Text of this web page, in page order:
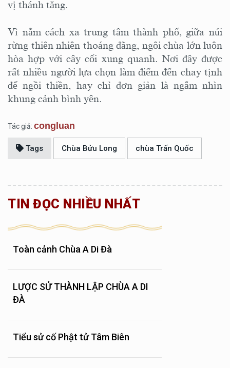
vị thánh tăng.
Vì nằm cách xa trung tâm thành phố, giữa núi
rừng thiên nhiên thoáng đãng, ngôi chùa lớn luôn
hòa hợp với cây cối xung quanh. Nơi đây được
rất nhiều người lựa chọn làm điểm đến chay tịnh
để ngồi thiền, hay chỉ đơn giản là ngắm nhìn
khung cảnh bình yên.
Tác giả: congluan
Tags Chùa Bửu Long chùa Trấn Quốc
TIN ĐỌC NHIỀU NHẤT
Toàn cảnh Chùa A Di Đà
LƯỢC SỬ THÀNH LẬP CHÙA A DI
ĐÀ
Tiểu sử cố Phật tử Tâm Biên